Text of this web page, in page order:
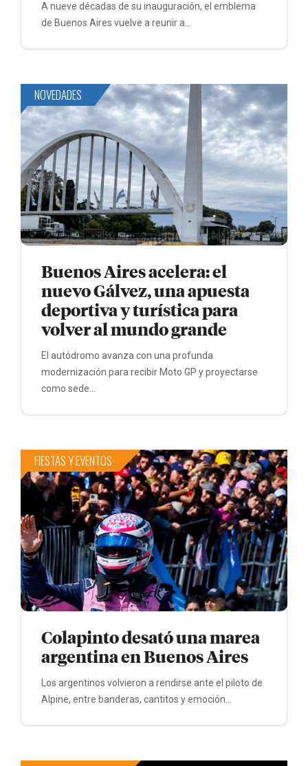
A nueve décadas de su inauguración, el emblema
de Buenos Aires vuelve a reunir a...
NOVEDADES
Buenos Aires acelera: el
nuevo Gálvez, una apuesta
deportiva y turística para
volver al mundo grande
El autódromo avanza con una profunda
modernización para recibir Moto GP y proyectarse
como sede...
FIESTAS Y EVENTOS
Colapinto desató una marea
argentina en Buenos Aires
Los argentinos volvieron a rendirse ante el piloto de
Alpine, entre banderas, cantitos y emoción...